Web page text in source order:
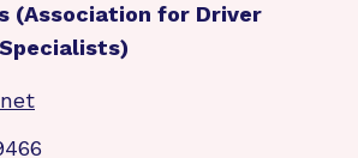
(Association for Driver